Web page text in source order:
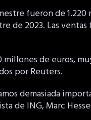
fueron de
de 2023. Las
de euros,
por Reuters.
demasiada
de ING, Marc